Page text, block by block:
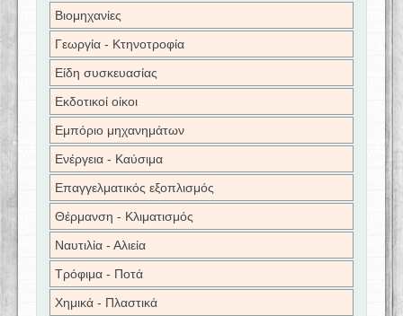
Βιομηχανίες
Γεωργία - Κτηνοτροφία
Είδη συσκευασίας
Εκδοτικοί οίκοι
Εμπόριο μηχανημάτων
Ενέργεια - Καύσιμα
Επαγγελματικός εξοπλισμός
Θέρμανση - Κλιματισμός
Ναυτιλία - Αλιεία
Τρόφιμα - Ποτά
Χημικά - Πλαστικά